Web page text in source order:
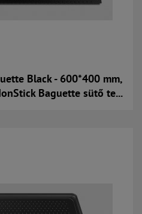
Black - 600*400 mm,
Baguette sütő te...